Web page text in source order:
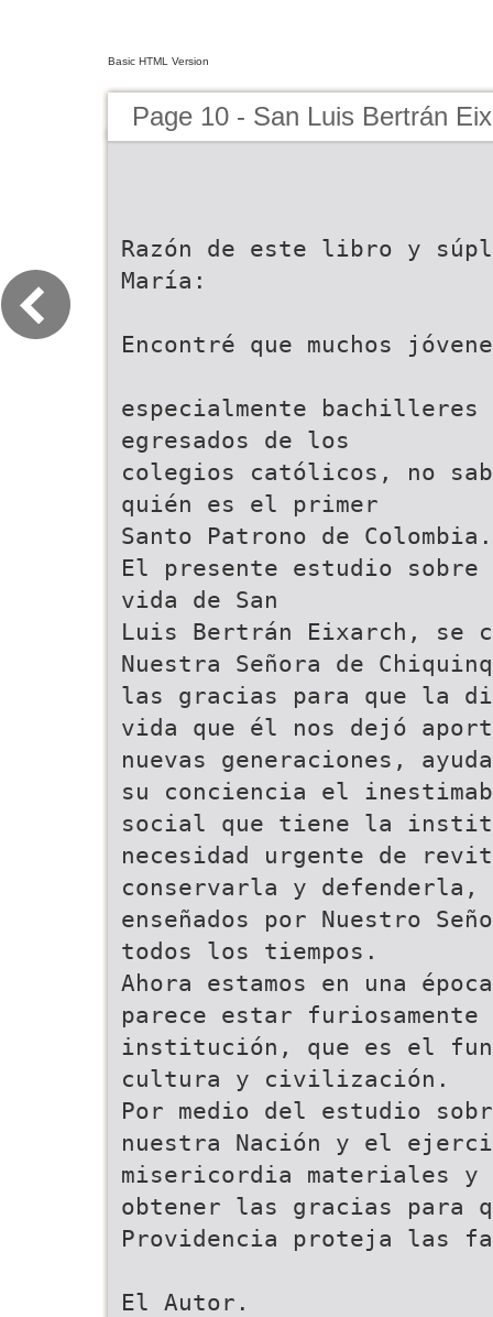
Basic HTML Version
Page 10 - San Luis Bertrán
Razón de este libro y
María:
Encontré que muchos
especialmente bachilleres
egresados de los
colegios católicos, no
quién es el primer
Santo Patrono de Colombia.
El presente estudio sobre
vida de San
Luis Bertrán Eixarch, se
Nuestra Señora de
las gracias para que la
vida que él nos dejó
nuevas generaciones,
su conciencia el
social que tiene la
necesidad urgente de
conservarla y
enseñados por Nuestro
todos los tiempos.
Ahora estamos en una
parece estar
institución, que es el
cultura y civilización.
Por medio del estudio
nuestra Nación y el
misericordia materiales y
obtener las gracias para
Providencia proteja las
El Autor.